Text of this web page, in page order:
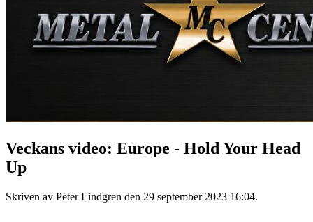
Veckans video: Europe - Hold Your Head
Up
Skriven av Peter Lindgren den 29 september 2023 16:04.